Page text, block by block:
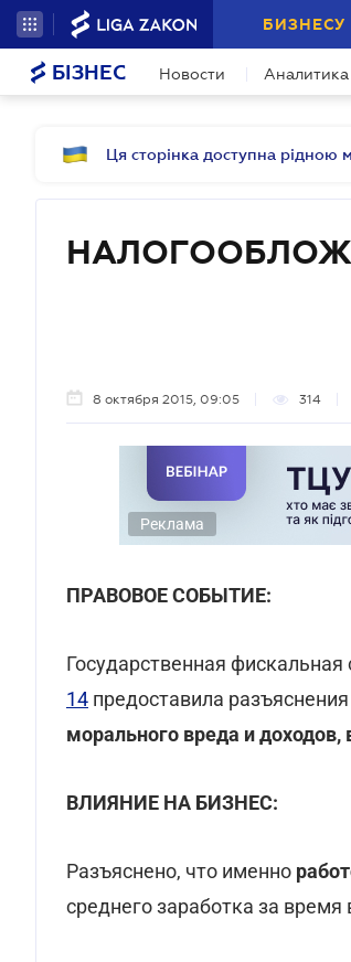
БИЗНЕСУ
БІЗНЕС Новости Аналитика
Ця сторінка доступна рідною
8 октября 2015, 09:05 314
Реклама
ПРАВОВОЕ СОБЫТИЕ:
Государственная фискальная
14 предоставила
морального вреда и
ВЛИЯНИЕ НА БИЗНЕС:
Разъяснено, что именно
среднего заработка за